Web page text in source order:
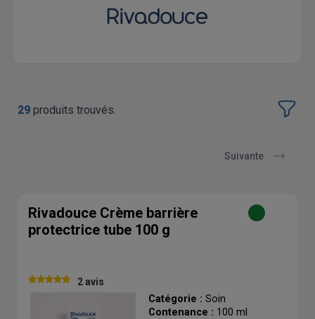
29 produits trouvés.
Suivante
Rivadouce Crème barrière
protectrice tube 100 g
2 avis
Catégorie : Soin
Contenance : 100 ml